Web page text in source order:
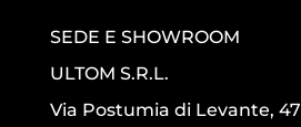
SEDE E SHOWROOM
ULTOM S.R.L.
Via Postumia di Levante, 47